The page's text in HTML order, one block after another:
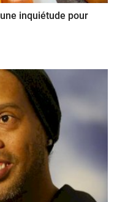
inquiétude pour